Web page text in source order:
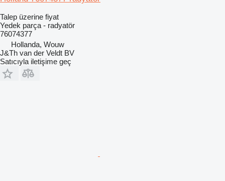
Talep üzerine fiyat
Yedek parça - radyatör
76074377
Hollanda, Wouw
J&Th van der Veldt BV
Satıcıyla iletişime geç